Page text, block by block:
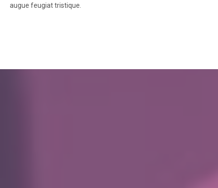
augue feugiat tristique.